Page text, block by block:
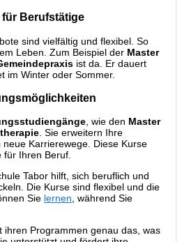
Berufstätige
sind vielfältig und flexibel. So
Leben. Zum Beispiel der Master
ist da. Er dauert
im Winter oder Sommer.
, wie den Master
. Sie erweitern Ihre
Karrierewege. Diese Kurse
für Ihren Beruf.
Tabor hilft, sich beruflich und
Die Kurse sind flexibel und die
Sie lernen, während Sie
ihren Programmen genau das, was